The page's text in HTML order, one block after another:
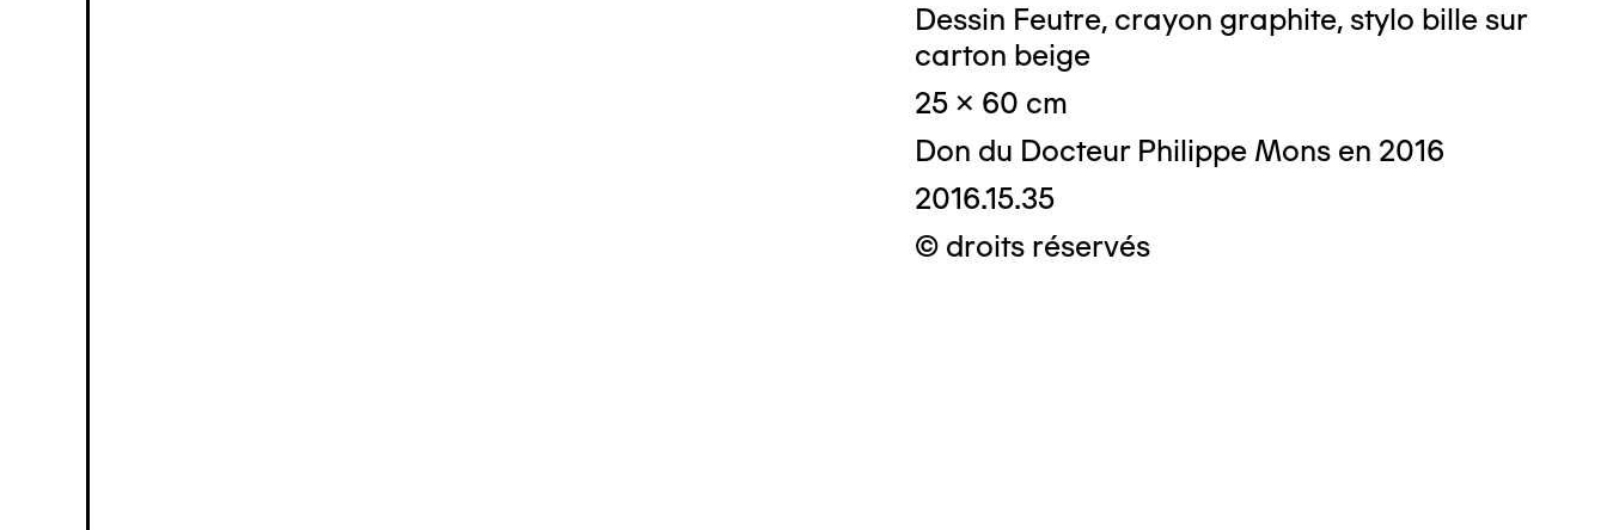
Dessin Feutre, crayon graphite, stylo bille sur
carton beige
25 x 60 cm
Don du Docteur Philippe Mons en 2016
2016.15.35
© droits réservés